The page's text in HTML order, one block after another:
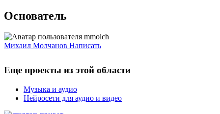
Основатель
Михаил Молчанов Написать
Еще проекты из этой области
Музыка и аудио
Нейросети для аудио и видео